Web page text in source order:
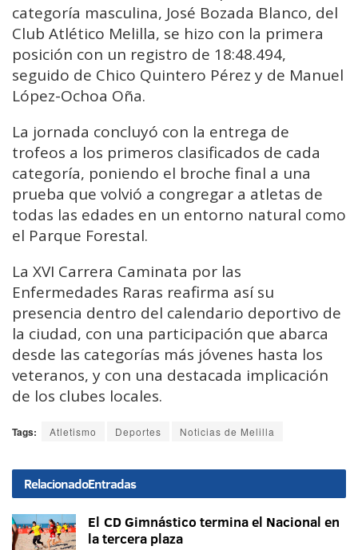
categoría masculina, José Bozada Blanco, del
Club Atlético Melilla, se hizo con la primera
posición con un registro de 18:48.494,
seguido de Chico Quintero Pérez y de Manuel
López-Ochoa Oña.
La jornada concluyó con la entrega de
trofeos a los primeros clasificados de cada
categoría, poniendo el broche final a una
prueba que volvió a congregar a atletas de
todas las edades en un entorno natural como
el Parque Forestal.
La XVI Carrera Caminata por las
Enfermedades Raras reafirma así su
presencia dentro del calendario deportivo de
la ciudad, con una participación que abarca
desde las categorías más jóvenes hasta los
veteranos, y con una destacada implicación
de los clubes locales.
Tags: Atletismo Deportes Noticias de Melilla
RelacionadoEntradas
El CD Gimnástico termina el Nacional en
la tercera plaza